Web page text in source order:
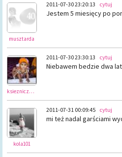
musztarda
2011-07-30 23:20:13 cytuj
Jestem 5 miesięcy po
ksiezniczkam
2011-07-30 23:30:13 cytuj
Niebawem bedzie dwa
kola101
2011-07-31 00:09:45 cytuj
mi też nadal garściami